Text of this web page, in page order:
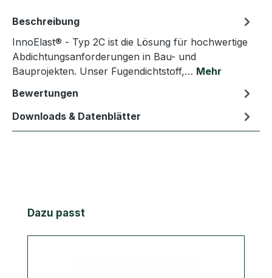
Beschreibung
InnoElast® - Typ 2C ist die Lösung für hochwertige
Abdichtungsanforderungen in Bau- und
Bauprojekten. Unser Fugendichtstoff,… Mehr
Bewertungen
Downloads & Datenblätter
Produktgalerie überspringen
Dazu passt